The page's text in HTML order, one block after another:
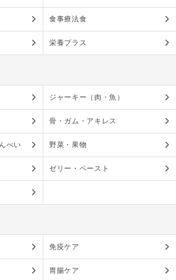
食事療法食
栄養プラス
ジャーキー（肉・魚）
骨・ガム・アキレス
べい 野菜・果物
ゼリー・ペースト
免疫ケア
胃腸ケア